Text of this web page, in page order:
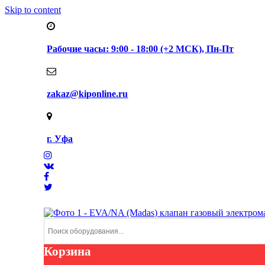
Skip to content
Рабочие часы: 9:00 - 18:00 (+2 МСК), Пн-Пт
zakaz@kiponline.ru
г. Уфа
Корзина